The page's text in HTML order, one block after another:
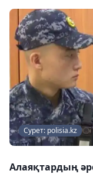
Сурет: polisia.kz
Алаяқтардың